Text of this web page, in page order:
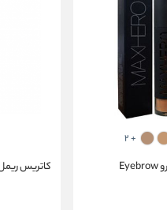
+ 2
ریمل ابرو مکس هیرو Eyebrow
کاتریس